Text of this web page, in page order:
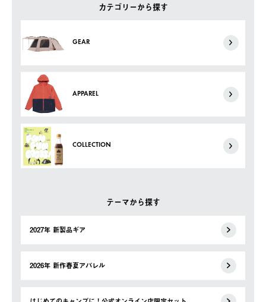
カテゴリーから探す
GEAR
APPAREL
COLLECTION
テーマから探す
2027年 新製品ギア
2026年 新作春夏アパレル